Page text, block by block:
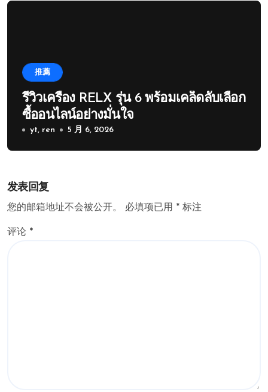
推薦
รีวิวเครื่อง RELX รุ่น 6 พร้อมเคล็ดลับเลือก
ซื้ออนไลน์อย่างมั่นใจ
yt, ren 5 月 6, 2026
发表回复
您的邮箱地址不会被公开。 必填项已用 * 标注
评论 *